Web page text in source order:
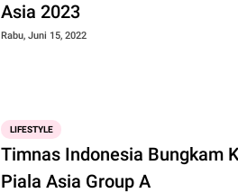
Asia 2023
Rabu, Juni 15, 2022
LIFESTYLE
Timnas Indonesia Bungkam
Piala Asia Group A